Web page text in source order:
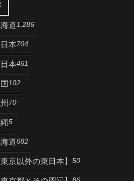
道1,286
本704
本461
102
70
5
道682
京以外の東日本】 50